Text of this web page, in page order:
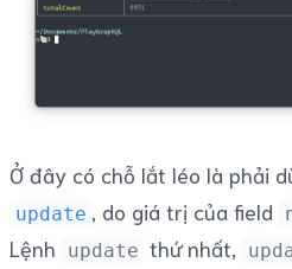
Ở đây có chỗ lắt léo là phải
update , do giá trị của field
Lệnh
update thứ nhất,